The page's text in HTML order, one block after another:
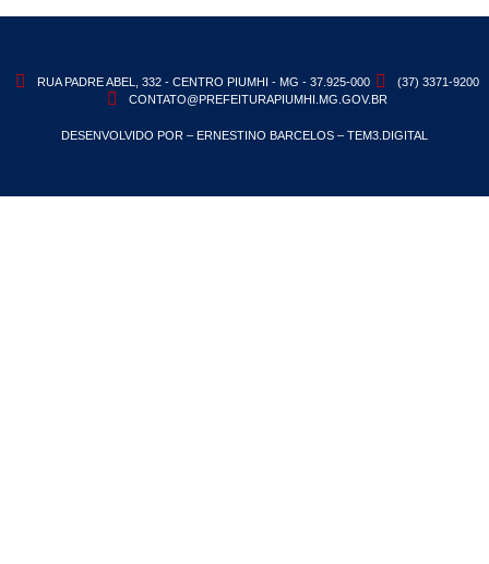
RUA PADRE ABEL, 332 - CENTRO PIUMHI - MG - 37.925-000
(37) 3371-9200
CONTATO@PREFEITURAPIUMHI.MG.GOV.BR
DESENVOLVIDO POR – ERNESTINO BARCELOS – TEM3.DIGITAL